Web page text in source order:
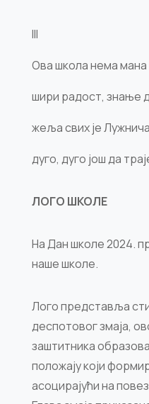
III
Ова школа нема мана
шири радост, знање
жеља свих је
дуго, дуго још да
ЛОГО ШКОЛЕ
На Дан школе 2024.
наше школе.
Лого представља
деспотовог змаја,
заштитника
положају који
асоцирајући на